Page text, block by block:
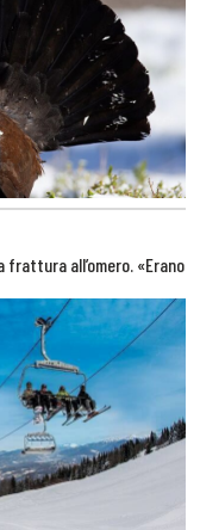
frattura all’omero. «Erano